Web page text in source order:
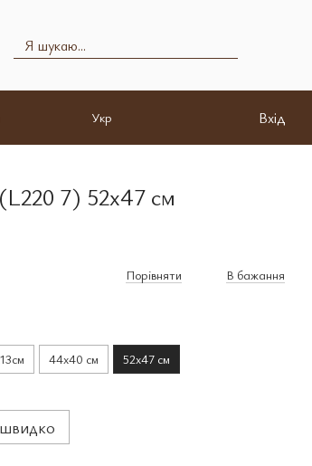
Укр Вхід
7) 52х47 см
Порівняти В бажання
44х40 см 52х47 см